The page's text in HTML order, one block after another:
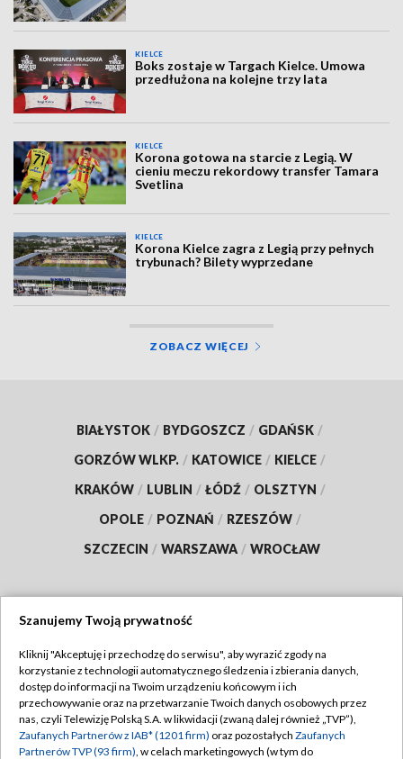
KIELCE
Boks zostaje w Targach Kielce. Umowa
przedłużona na kolejne trzy lata
KIELCE
Korona gotowa na starcie z Legią. W
cieniu meczu rekordowy transfer Tamara
Svetlina
KIELCE
Korona Kielce zagra z Legią przy pełnych
trybunach? Bilety wyprzedane
ZOBACZ WIĘCEJ
BIAŁYSTOK / BYDGOSZCZ / GDAŃSK /
GORZÓW WLKP. / KATOWICE / KIELCE /
KRAKÓW / LUBLIN / ŁÓDŹ / OLSZTYN /
OPOLE / POZNAŃ / RZESZÓW /
SZCZECIN / WARSZAWA / WROCŁAW
TVP
Abonament TVP
Emisja w TVP
Regulamin TVP
Polityka prywatności
Szanujemy Twoją prywatność
Kliknij "Akceptuję i przechodzę do serwisu", aby wyrazić zgody na
korzystanie z technologii automatycznego śledzenia i zbierania danych,
dostęp do informacji na Twoim urządzeniu końcowym i ich
przechowywanie oraz na przetwarzanie Twoich danych osobowych przez
nas, czyli Telewizję Polską S.A. w likwidacji (zwaną dalej również „TVP”),
Zaufanych Partnerów z IAB* (1201 firm) oraz pozostałych Zaufanych
Partnerów TVP (93 firm), w celach marketingowych (w tym do